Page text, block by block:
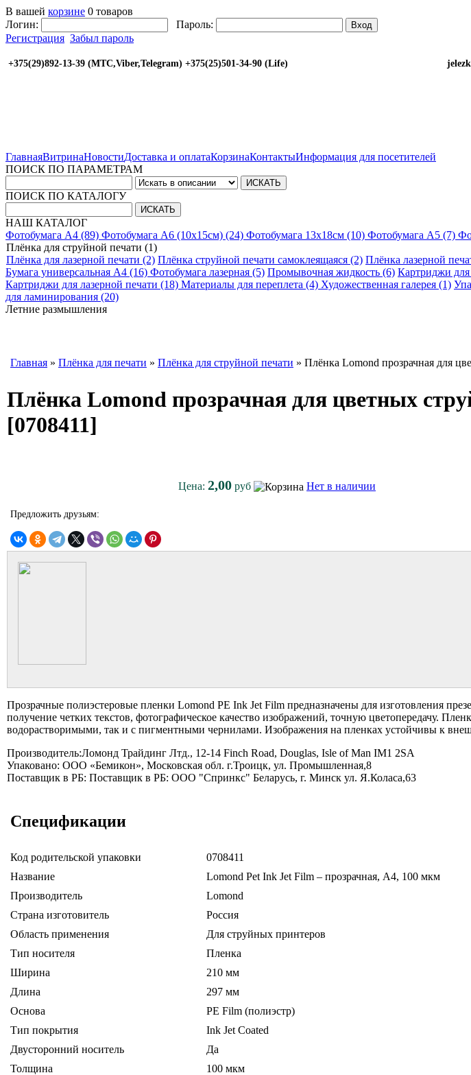
В вашей корзине 0 товаров
Логин:
Пароль: Вход
Регистрация Забыл пароль
+375(29)892-13-39 (МТС,Viber,Telegram) +375(25)501-34-90 (Life)
ГлавнаяВитринаНовостиДоставка и оплатаКорзинаКонтактыИнформация для посетителей
ПОИСК ПО ПАРАМЕТРАМ
ПОИСК ПО КАТАЛОГУ
НАШ КАТАЛОГ
Фотобумага A4 (89) Фотобумага A6 (10х15см) (24) Фотобумага 13х18см (10) Фотобумага A5 (7)
Плёнка для струйной печати (1)
Плёнка для лазерной печати (2) Плёнка струйной печати самоклеящаяся (2) Плёнка лазерной
Бумага универсальная A4 (16) Фотобумага лазерная (5) Промывочная жидкость (6) Картриджи
Картриджи для лазерной печати (18) Материалы для переплета (4) Художественная галерея (1)
для ламинирования (20)
Летние размышления
Главная » Плёнка для печати » Плёнка для струйной печати » Плёнка Lomond прозрачная для
Плёнка Lomond прозрачная для цветных
[0708411]
Цена: 2,00 руб Нет в наличии
Предложить друзьям:
Прозрачные полиэстеровые пленки Lomond PE Ink Jet Film предназначены для изготовления
получение четких текстов, фотографическое качество изображений, точную цветопередачу.
водорастворимыми, так и с пигментными чернилами. Изображения на пленках устойчивы к
Производитель:Ломонд Трайдинг Лтд., 12-14 Finch Road, Douglas, Isle of Man IM1 2SA
Упаковано: ООО «Бемикон», Московская обл. г.Троицк, ул. Промышленная,8
Поставщик в РБ: Поставщик в РБ: ООО "Спринкс" Беларусь, г. Минск ул. Я.Коласа,63
Спецификации
Код родительской упаковки
0708411
Название
Lomond Pet Ink Jet Film – прозрачная, А4, 100 мкм
Производитель
Lomond
Страна изготовитель
Россия
Область применения
Для струйных принтеров
Тип носителя
Пленка
Ширина
210 мм
Длина
297 мм
Основа
PE Film (полиэстр)
Тип покрытия
Ink Jet Coated
Двусторонний носитель
Да
Толщина
100 мкм